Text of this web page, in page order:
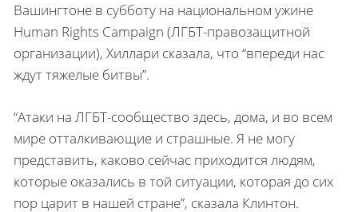
Вашингтоне в субботу на национальном ужине
Human Rights Campaign (ЛГБТ-правозащитной
организации), Хиллари сказала, что “впереди нас
ждут тяжелые битвы”.
“Атаки на ЛГБТ-сообщество здесь, дома, и во всем
мире отталкивающие и страшные. Я не могу
представить, каково сейчас приходится людям,
которые оказались в той ситуации, которая до сих
пор царит в нашей стране”, сказала Клинтон.